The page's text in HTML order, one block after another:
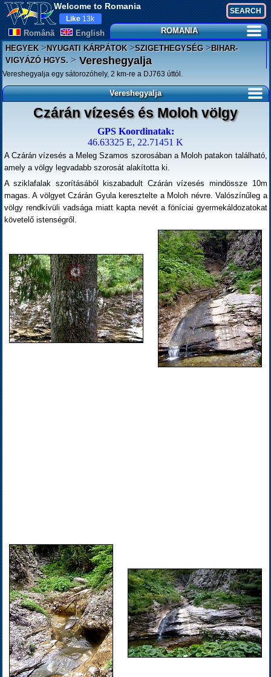
Welcome to Romania
Românã English
Like 13k
ROMANIA
HEGYEK>NYUGATI KÁRPÁTOK>SZIGETHEGYSÉG>BIHAR-
VIGYÁZÓ HGYS. >Vereshegyalja
Vereshegyalja egy sátorozóhely, 2 km-re a DJ763 úttól.
Vereshegyalja
Czárán vízesés és Moloh völgy
GPS Koordinatak:
46.63325 E, 22.71451 K
A Czárán vízesés a Meleg Szamos szorosában a Moloh patakon található,
amely a völgy legvadabb szorosát alakította ki.
A sziklafalak szorításából kiszabadult Czárán vízesés mindössze 10m
magas. A völgyet Czárán Gyula keresztelte a Moloh névre. Valószínűleg a
völgy rendkívüli vadsága miatt kapta nevét a föníciai gyermekáldozatokat
követelő istenségről.